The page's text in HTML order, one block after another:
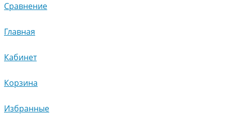
Сравнение
Главная
Кабинет
Корзина
Избранные